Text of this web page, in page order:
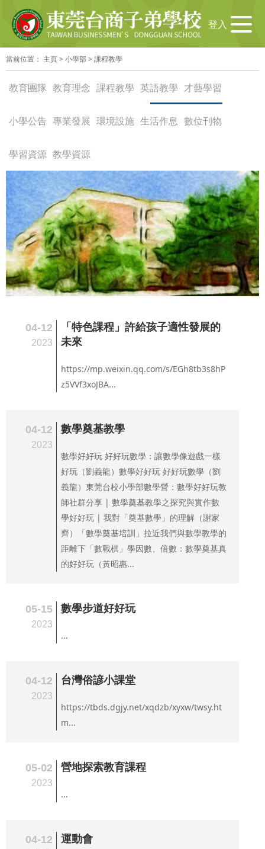
导
航
切
登入
當前位置： 主頁> 小學部> 課程教學
教育團隊 教育理念 課程教學 英語教學 才藝學習
小學公告 專業發展 環境設施 生活作息 數位刊物
學習資源 教學資源
04-12
2023
「特色課程」許給孩子適性發展的
未來
https://mp.weixin.qq.com/s/EGh8tb3s8hP
z5VVf3xoJBA...
04-12
2023
數學奠基教學
數學好好玩 好好玩數學：讓數學像遊戲一樣
好玩（劉義龍）數學好好玩 好好玩數學（劉
義龍）東莞台校小學部數學營：數學好好玩教
師社群分享 | 數學奠基教學之探究與實作數
學好好玩 | 我對「奠基數學」的理解（謝家
齊）「數學奠基培訓」拉近我們與數學教學的
距離下「數戰棋」學因數、倍數：數學奠基真
的好好玩（黃昭惠...
05-15
2023
數學步道好好玩
...
04-12
2023
台灣俗諺小課堂
https://tbds.dgjy.net/xqdzb/xyxw/twsy.ht
m...
05-02
2023
營地探索教育課程
...
04-12 運動會